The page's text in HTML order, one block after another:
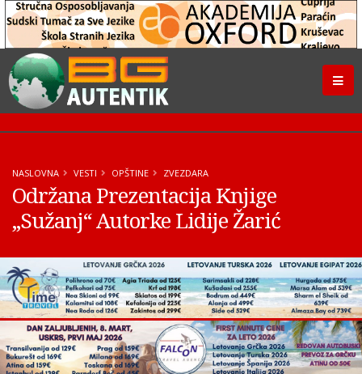
NASLOVNA VESTI OPŠTINE ZVEZDARA
Održana Prezentacija Knjige
„Sužanj“ Autorke Lidije Žarić